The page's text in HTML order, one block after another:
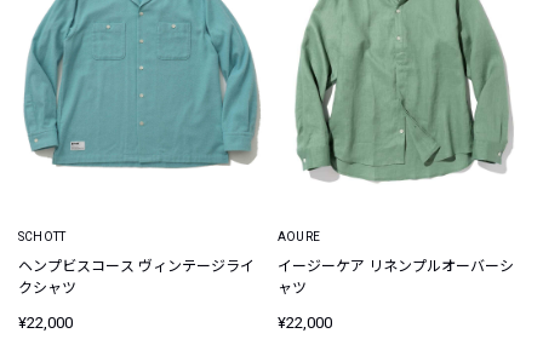
SCHOTT
ヘンプビスコース ヴィンテージライ
クシャツ
¥22,000
AOURE
イージーケア リネンプルオーバーシ
ャツ
¥22,000